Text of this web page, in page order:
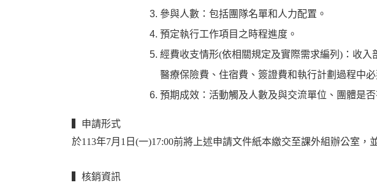
參與人數：包括團隊名單和人力配置。
預定執行工作項目之時程進度。
經費收支情形(依相關規定及實際需求編列)：收
醫療保險費、住宿費、簽證費和執行計劃過程中必
預期成效：活動觸及人數及與交流單位、團體是
▍申請形式
於113年7月1日(一)17:00前將上述申請文件紙本繳交至課外組辦公室，
▍核銷資訊